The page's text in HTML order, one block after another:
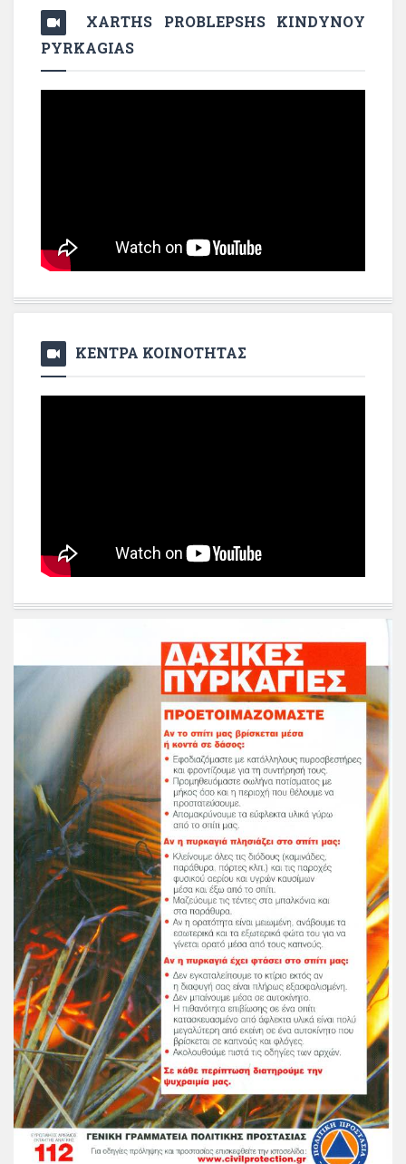
XARTHS PROBLEPSHS KINDYNOY
PYRKAGIAS
ΚΕΝΤΡΑ ΚΟΙΝΟΤΗΤΑΣ